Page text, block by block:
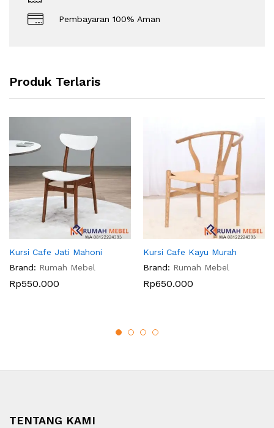
Pembayaran 100% Aman
Produk Terlaris
Kursi Cafe Jati Mahoni
Brand: Rumah Mebel
Rp550.000
Kursi Cafe Kayu Murah
Brand: Rumah Mebel
Rp650.000
TENTANG KAMI